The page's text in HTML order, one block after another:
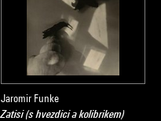
Jaromir Funke
Zatisi (s hvezdici a kolibrikem)